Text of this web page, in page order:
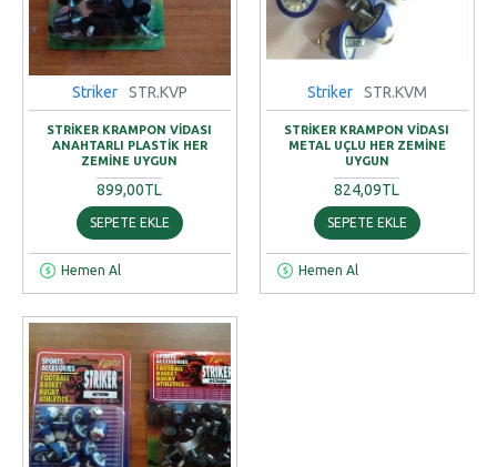
Striker STR.KVP
STRIKER KRAMPON VIDASI
ANAHTARLI PLASTIK HER
ZEMINE UYGUN
899,00TL
SEPETE EKLE
Hemen Al
Striker STR.KVM
STRIKER KRAMPON VIDASI
METAL UÇLU HER ZEMINE
UYGUN
824,09TL
SEPETE EKLE
Hemen Al